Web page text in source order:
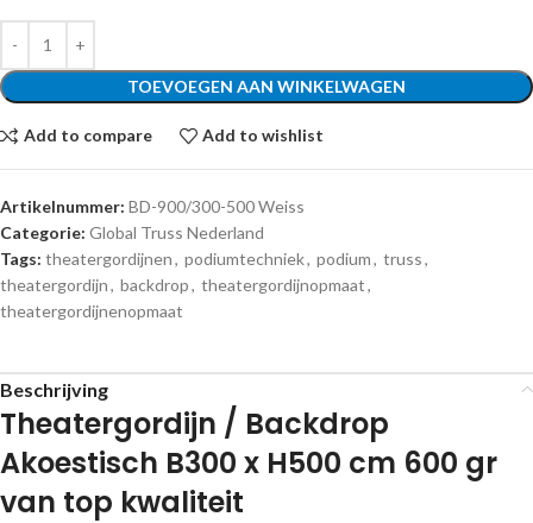
TOEVOEGEN AAN WINKELWAGEN
Add to compare Add to wishlist
Artikelnummer: BD-900/300-500 Weiss
Categorie: Global Truss Nederland
Tags: theatergordijnen, podiumtechniek, podium, truss,
theatergordijn, backdrop, theatergordijnopmaat,
theatergordijnenopmaat
Beschrijving
Theatergordijn / Backdrop
Akoestisch B300 x H500 cm 600 gr
van top kwaliteit